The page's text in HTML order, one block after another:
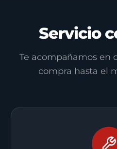
Servicio
Te acompañamos en
compra hasta el